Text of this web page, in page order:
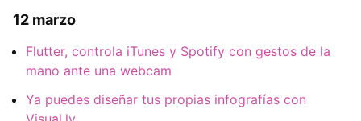
12 marzo
Flutter, controla iTunes y Spotify con gestos de la
mano ante una webcam
Ya puedes diseñar tus propias infografías con